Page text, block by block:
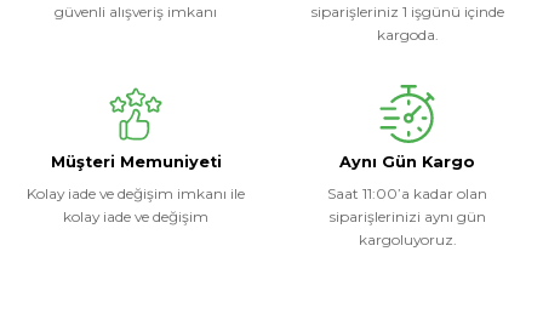
güvenli alışveriş imkanı
siparişleriniz 1 işgünü içinde
kargoda.
Müşteri Memuniyeti
Kolay iade ve değişim imkanı ile
kolay iade ve değişim
Aynı Gün Kargo
Saat 11:00’a kadar olan
siparişlerinizi aynı gün
kargoluyoruz.